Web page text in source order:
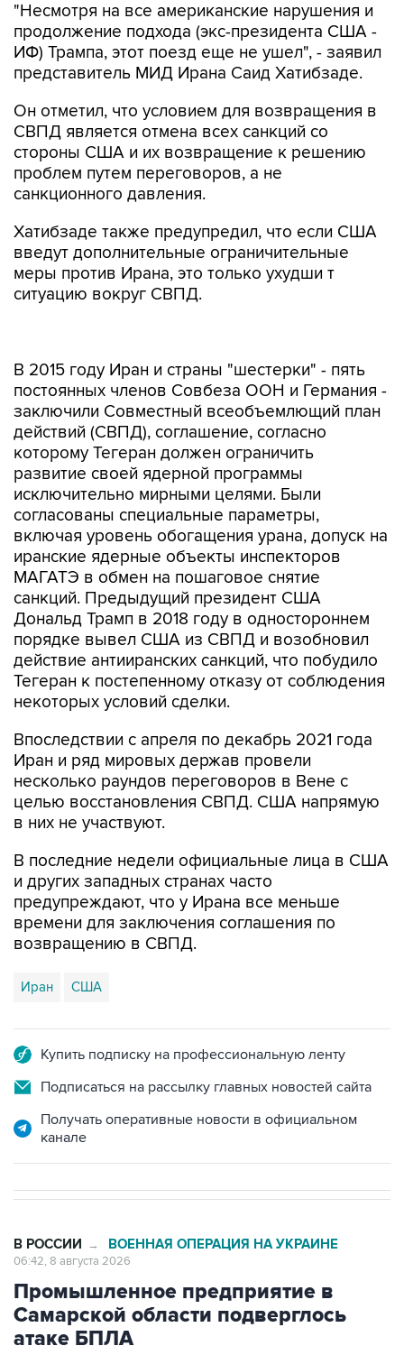
"Несмотря на все американские нарушения и
продолжение подхода (экс-президента США -
ИФ) Трампа, этот поезд еще не ушел", - заявил
представитель МИД Ирана Саид Хатибзаде.
Он отметил, что условием для возвращения в
СВПД является отмена всех санкций со
стороны США и их возвращение к решению
проблем путем переговоров, а не
санкционного давления.
Хатибзаде также предупредил, что если США
введут дополнительные ограничительные
меры против Ирана, это только ухудши т
ситуацию вокруг СВПД.
В 2015 году Иран и страны "шестерки" - пять
постоянных членов Совбеза ООН и Германия -
заключили Совместный всеобъемлющий план
действий (СВПД), соглашение, согласно
которому Тегеран должен ограничить
развитие своей ядерной программы
исключительно мирными целями. Были
согласованы специальные параметры,
включая уровень обогащения урана, допуск на
иранские ядерные объекты инспекторов
МАГАТЭ в обмен на пошаговое снятие
санкций. Предыдущий президент США
Дональд Трамп в 2018 году в одностороннем
порядке вывел США из СВПД и возобновил
действие антииранских санкций, что побудило
Тегеран к постепенному отказу от соблюдения
некоторых условий сделки.
Впоследствии с апреля по декабрь 2021 года
Иран и ряд мировых держав провели
несколько раундов переговоров в Вене с
целью восстановления СВПД. США напрямую
в них не участвуют.
В последние недели официальные лица в США
и других западных странах часто
предупреждают, что у Ирана все меньше
времени для заключения соглашения по
возвращению в СВПД.
Иран США
Купить подписку на профессиональную ленту
Подписаться на рассылку главных новостей сайта
Получать оперативные новости в официальном
канале
В РОССИИ → ВОЕННАЯ ОПЕРАЦИЯ НА УКРАИНЕ
06:42, 8 августа 2026
Промышленное предприятие в
Самарской области подверглось
атаке БПЛА